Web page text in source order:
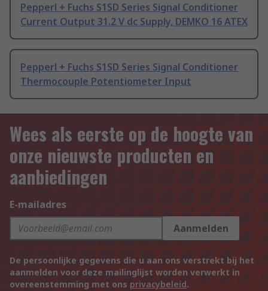
Pepperl + Fuchs S1SD Series Signal Conditioner
Current Output 31.2 V dc Supply, DEMKO 16 ATEX
Pepperl + Fuchs S1SD Series Signal Conditioner
Thermocouple Potentiometer Input
Wees als eerste op de hoogte van
onze nieuwste producten en
aanbiedingen
E-mailadres
Aanmelden
De persoonlijke gegevens die u aan ons verstrekt bij het
aanmelden voor deze mailinglijst worden verwerkt in
overeenstemming met ons privacybeleid.